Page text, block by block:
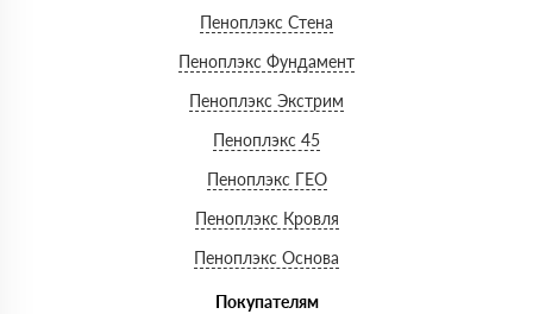
Пеноплэкс Стена
Пеноплэкс Фундамент
Пеноплэкс Экстрим
Пеноплэкс 45
Пеноплэкс ГЕО
Пеноплэкс Кровля
Пеноплэкс Основа
Покупателям